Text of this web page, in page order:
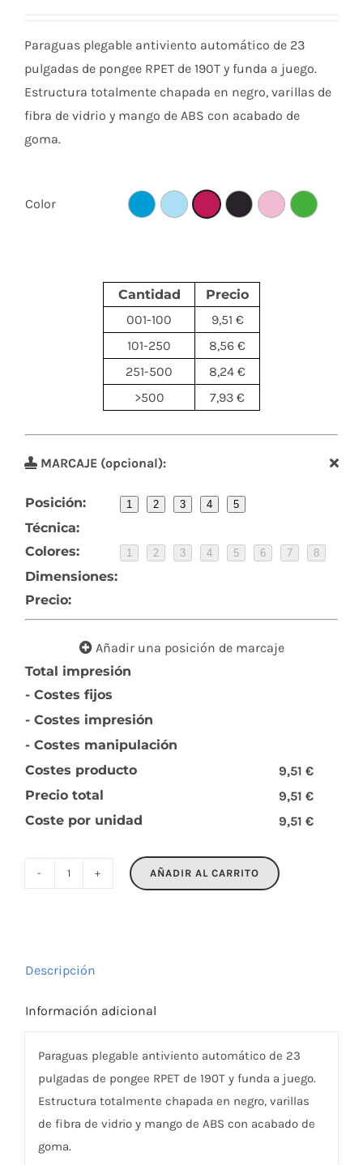
Paraguas plegable antiviento automático de 23
pulgadas de pongee RPET de 190T y funda a juego.
Estructura totalmente chapada en negro, varillas de
fibra de vidrio y mango de ABS con acabado de
goma.
Color
Cantidad
Precio
001-100
9,51 €
101-250
8,56 €
251-500
8,24 €
>500
7,93 €
MARCAJE (opcional):
Posición: 1 2 3 4 5
Técnica:
Colores:
1 2 3 4 5 6 7 8
Dimensiones:
Precio:
Añadir una posición de marcaje
Total impresión
- Costes fijos
- Costes impresión
- Costes manipulación
Costes producto
9,51 €
Precio total
9,51 €
Coste por unidad
9,51 €
AÑADIR AL CARRITO
Descripción
Información adicional
Paraguas plegable antiviento automático de 23
pulgadas de pongee RPET de 190T y funda a juego.
Estructura totalmente chapada en negro, varillas
de fibra de vidrio y mango de ABS con acabado de
goma.